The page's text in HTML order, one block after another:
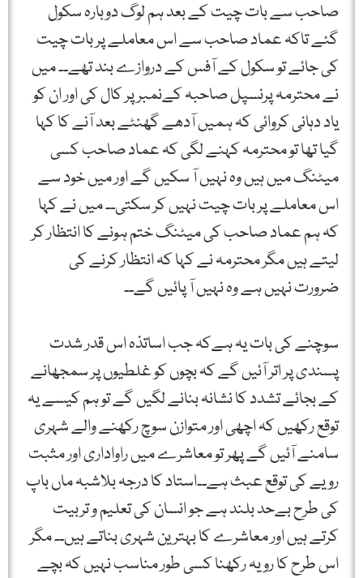
صاحب سے بات چیت کے بعد ہم لوگ دوبارہ سکول
گئے تاکہ عماد صاحب سے اس معاملے پر بات چیت
کی جائے تو سکول کے آفس کے دروازے بند تھے۔۔ میں
نے محترمہ پرنسپل صاحبہ کےنمبر پر کال کی اور ان کو
یاد دہانی کروائی کہ ہمیں آدھے گھنٹے بعد آنے کا کہا
گیا تھا تو محترمہ کہنے لگی کہ عماد صاحب کسی
میٹنگ میں ہیں وہ نہیں آ سکیں گے اور میں خود سے
اس معاملے پر بات چیت نہیں کر سکتی۔۔ میں نے کہا
کہ ہم عماد صاحب کی میٹنگ ختم ہونے کا انتظار کر
لیتے ہیں مگر محترمہ نے کہا کہ انتظار کرنے کی
ضرورت نہیں ہے وہ نہیں آ پائیں گے۔۔
سوچنے کی بات یہ ہےکہ جب اساتذہ اس قدر شدت
پسندی پر اتر آئیں گے کہ بچوں کو غلطیوں پر سمجھانے
کے بجائے تشدد کا نشانہ بنانے لگیں گے تو ہم کیسے یہ
توقع رکھیں کہ اچھی اور متوازن سوچ رکھنے والے شہری
سامنے آئیں گے پھر تو معاشرے میں راواداری اور مثبت
رویے کی توقع عبث ہے۔۔استاد کا درجہ بلاشبہ ماں باپ
کی طرح بےحد بلند ہے جو انسان کی تعلیم و تربیت
کرتے ہیں اور معاشرے کا بہترین شہری بناتے ہیں۔۔ مگر
اس طرح کا رویہ رکھنا کسی طور مناسب نہیں کہ بچے